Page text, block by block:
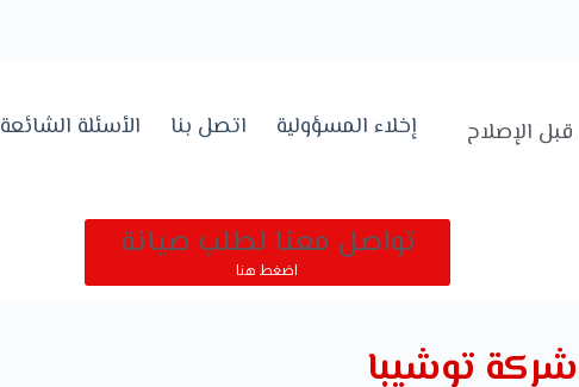
الإصلاح إخلاء المسؤولية اتصل بنا الأسئلة الشائعة
تواصل معنا لطلب صيانة
اضغط هنا
توشيبا